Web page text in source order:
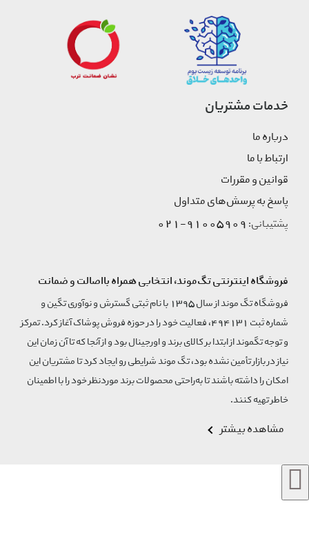
خدمات مشتریان
درباره ما
ارتباط با ما
قوانین و مقررات
پاسخ به پرسش‌های متداول
پشتیبانی:91005909-021
فروشگاه اینترنتی تگ‌موند، انتخابی همراه بااصالت و ضمانت
فروشگاه تگ موند از سال 1395 با نام ثبتی گسترش و نوآوری تگین و
شماره ثبت 494131، فعالیت خود را در حوزه فروش پوشاک آغاز کرد. تمرکز
و توجه تگموند از ابتدا بر کالای برند و اورجینال بود و از آنجا که تا آن زمان این
نیاز در بازار تأمین نشده بود، تگ موند شرایطی رو ایجاد کرد تا مشتریان این
امکان را داشته باشند تا به‌راحتی محصولات برند مورد‌نظر خود را با اطمینان
خاطر تهیه کنند.
مشاهده بیشتر